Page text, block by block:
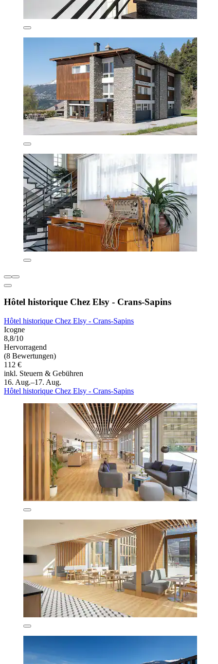
Hôtel historique Chez Elsy - Crans-Sapins
Hôtel historique Chez Elsy - Crans-Sapins
Icogne
8,8/10
Hervorragend
(8 Bewertungen)
112 €
inkl. Steuern & Gebühren
16. Aug.–17. Aug.
Hôtel historique Chez Elsy - Crans-Sapins